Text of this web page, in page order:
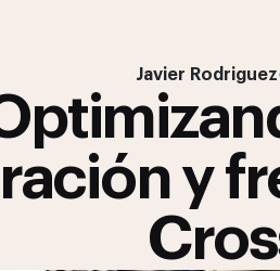
Javier Rodriguez
y